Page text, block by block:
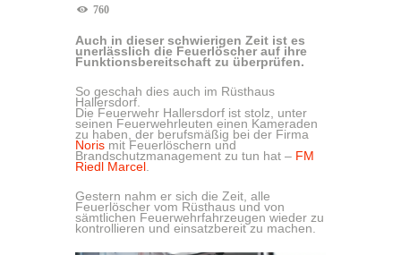
760
Auch in dieser schwierigen Zeit ist es
unerlässlich die Feuerlöscher auf ihre
Funktionsbereitschaft zu überprüfen.
So geschah dies auch im Rüsthaus
Hallersdorf.
Die Feuerwehr Hallersdorf ist stolz, unter
seinen Feuerwehrleuten einen Kameraden
zu haben, der berufsmäßig bei der Firma
Noris mit Feuerlöschern und
Brandschutzmanagement zu tun hat – FM
Riedl Marcel.
Gestern nahm er sich die Zeit, alle
Feuerlöscher vom Rüsthaus und von
sämtlichen Feuerwehrfahrzeugen wieder zu
kontrollieren und einsatzbereit zu machen.